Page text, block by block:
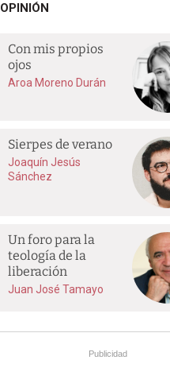
OPINIÓN
Con mis propios
ojos
Aroa Moreno Durán
Sierpes de verano
Joaquín Jesús
Sánchez
Un foro para la
teología de la
liberación
Juan José Tamayo
Publicidad